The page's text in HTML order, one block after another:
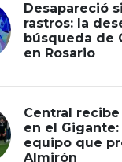
Desapareció
rastros: la
búsqueda de
en Rosario
Central
en el Gigante:
equipo que
Almirón